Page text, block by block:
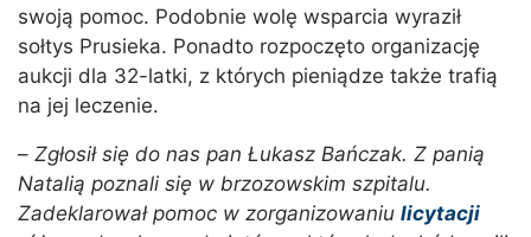
swoją pomoc. Podobnie wolę wsparcia wyraził
sołtys Prusieka. Ponadto rozpoczęto organizację
aukcji dla 32-latki, z których pieniądze także trafią
na jej leczenie.
– Zgłosił się do nas pan Łukasz Bańczak. Z panią
Natalią poznali się w brzozowskim szpitalu.
Zadeklarował pomoc w zorganizowaniu licytacji